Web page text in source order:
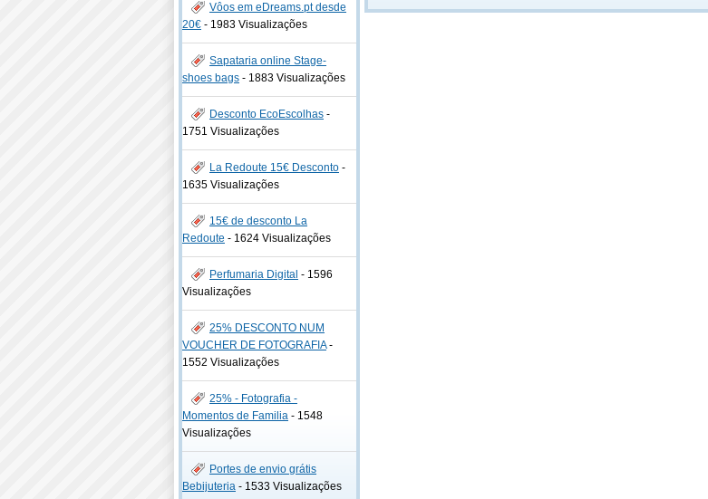
Vôos em eDreams.pt desde
20€ - 1983 Visualizações
Sapataria online Stage-
shoes bags - 1883 Visualizações
Desconto EcoEscolhas -
1751 Visualizações
La Redoute 15€ Desconto -
1635 Visualizações
15€ de desconto La
Redoute - 1624 Visualizações
Perfumaria Digital - 1596
Visualizações
25% DESCONTO NUM
VOUCHER DE FOTOGRAFIA-
1552 Visualizações
25% - Fotografia -
Momentos de Familia - 1548
Visualizações
Portes de envio grátis
Bebijuteria - 1533 Visualizações